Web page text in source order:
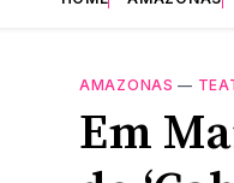
AMAZONAS —
Em